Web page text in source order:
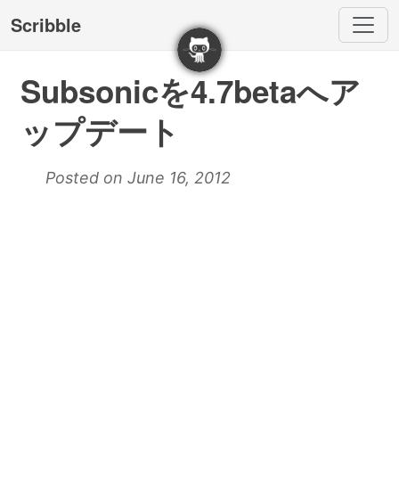
Scribble
Subsonicを4.7betaへア
ップデート
Posted on June 16, 2012